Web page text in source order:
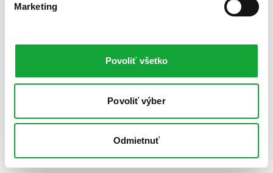
Marketing
Povoliť všetko
Povoliť výber
Odmietnuť